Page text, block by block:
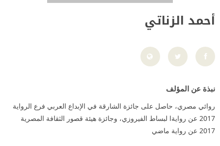
أحمد الزناتي
نبذة عن المؤلف
روائي مصري، حاصل على جائزة الشارقة في الإبداع العربي فرع الرواية
2017 عن روايةا لبساط الفيروزي، وجائزة هيئة قصور الثقافة المصرية
2017 عن رواية ماضي